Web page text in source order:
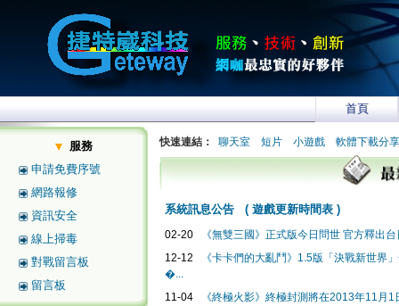
首頁
服務
申請免費序號
網路報修
資訊安全
線上掃毒
對戰留言板
留言板
快速連結： 聊天室 短片 小遊戲 軟體下載分享
系統訊息公告 ( 遊戲更新時間表 )
02-20
《無雙三國》正式版今日問世 官方釋出
12-12
《卡卡們的大亂鬥》1.5版「決戰新世界
�...
11-04
《終極火影》終極封測將在2013年11月